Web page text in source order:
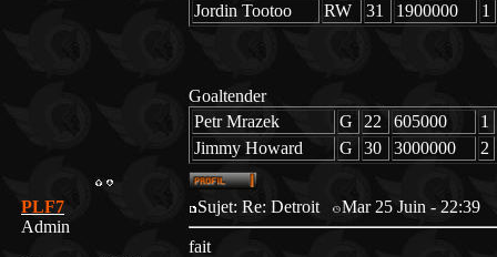
Jordin Tootoo RW 31 1900000 1
Goaltender
Petr Mrazek
G 22 605000
1
Jimmy Howard
G 30 3000000 2
PLF7
Admin
Sujet: Re: Detroit Mar 25 Juin - 22:39
fait